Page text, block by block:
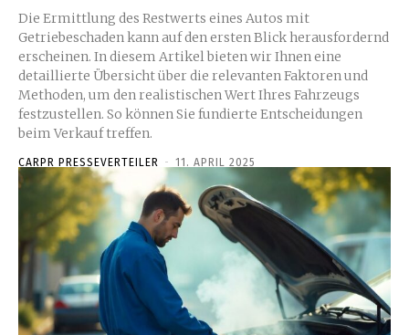
Die Ermittlung des Restwerts eines Autos mit
Getriebeschaden kann auf den ersten Blick herausfordernd
erscheinen. In diesem Artikel bieten wir Ihnen eine
detaillierte Übersicht über die relevanten Faktoren und
Methoden, um den realistischen Wert Ihres Fahrzeugs
festzustellen. So können Sie fundierte Entscheidungen
beim Verkauf treffen.
CARPR PRESSEVERTEILER - 11. APRIL 2025